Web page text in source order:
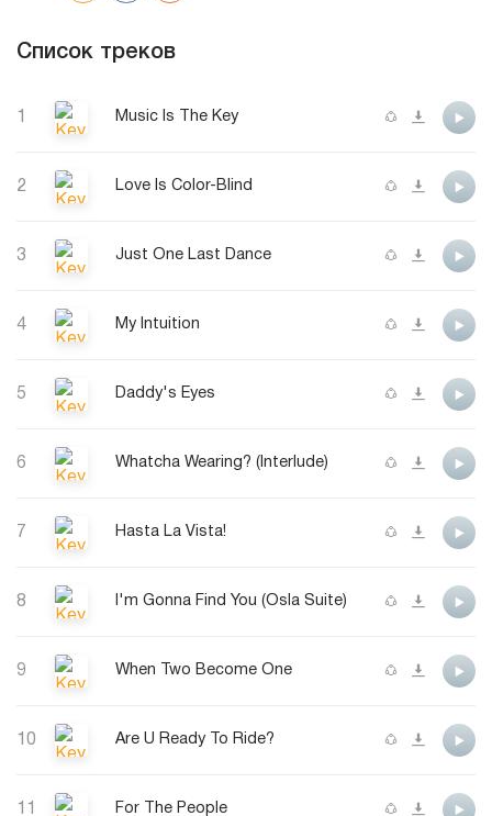
Список треков
1 Music Is The Key
2 Love Is Color-Blind
3 Just One Last Dance
4 My Intuition
5 Daddy's Eyes
6 Whatcha Wearing? (Interlude)
7 Hasta La Vista!
8 I'm Gonna Find You (Osla Suite)
9 When Two Become One
10 Are U Ready To Ride?
11 For The People